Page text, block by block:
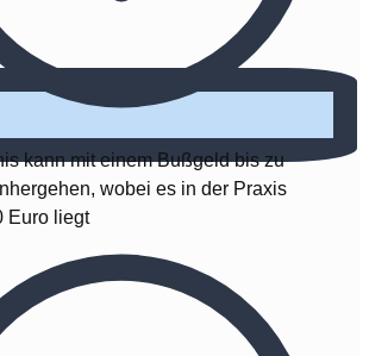
kann mit einem Bußgeld bis zu
wobei es in der Praxis
Euro liegt